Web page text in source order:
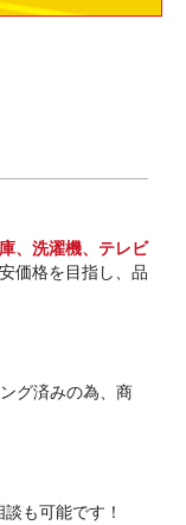
、洗濯機、テレビ
価格を目指し、品
グ済みの為、商
も可能です！